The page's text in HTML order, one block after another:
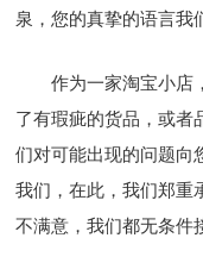
泉，您的真挚的语言我
作为一家淘宝小店
了有瑕疵的货品，或者
们对可能出现的问题向
我们，在此，我们郑重
不满意，我们都无条件